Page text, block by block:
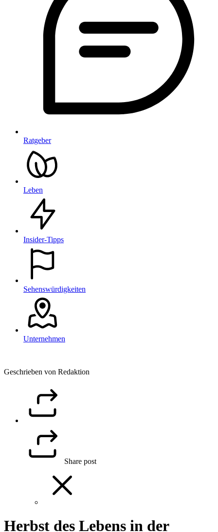
Ratgeber
Leben
Insider-Tipps
Sehenswürdigkeiten
Unternehmen
Geschrieben von Redaktion
Share post
Herbst des Lebens in der